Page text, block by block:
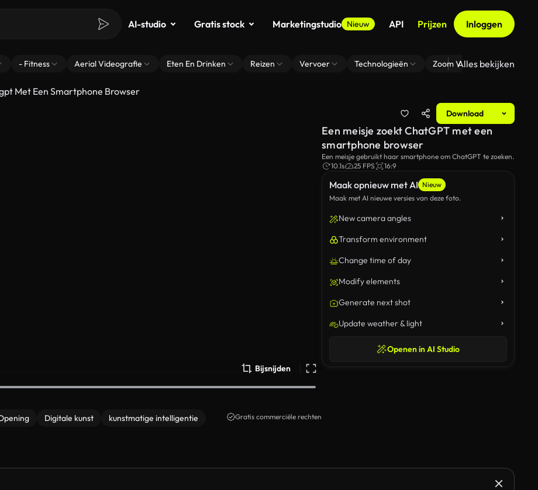
AI-studio Gratis stock Marketingstudio Nieuw API Prijzen Inloggen
- Fitness Aerial Videografie Eten En Drinken Reizen Vervoer Technologieën Zoom Virtuele
Alles bekijken
Met Een Smartphone Browser
Download
Bijsnijden
Digitale kunst
kunstmatige intelligentie
Gratis commerciële rechten
Maak opnieuw met AI Nieuw
Maak met AI nieuwe versies van deze foto.
New camera angles
Transform environment
Change time of day
Modify elements
Generate next shot
Update weather & light
Openen in AI Studio
Een meisje zoekt ChatGPT met een
smartphone browser
Een meisje gebruikt haar smartphone om ChatGPT te zoeken.
10.1s
25 FPS 16:9